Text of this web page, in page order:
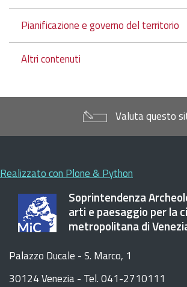
Pianificazione e governo del territorio
Altri contenuti
Valuta questo
Realizzato con Plone & Python
Soprintendenza
arti e paesaggio per la
metropolitana di
Palazzo Ducale - S. Marco, 1
30124 Venezia - Tel. 041-2710111